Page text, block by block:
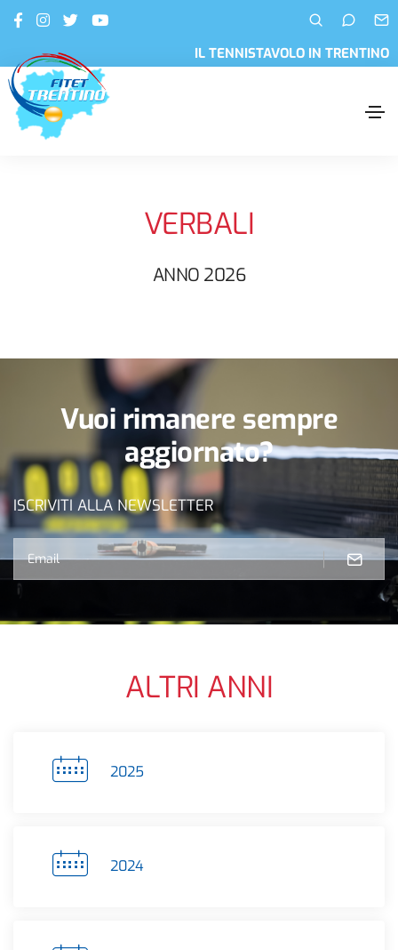
IL TENNISTAVOLO IN TRENTINO
VERBALI
ANNO 2026
Vuoi rimanere sempre
aggiornato?
ISCRIVITI ALLA NEWSLETTER
ALTRI ANNI
2025
2024